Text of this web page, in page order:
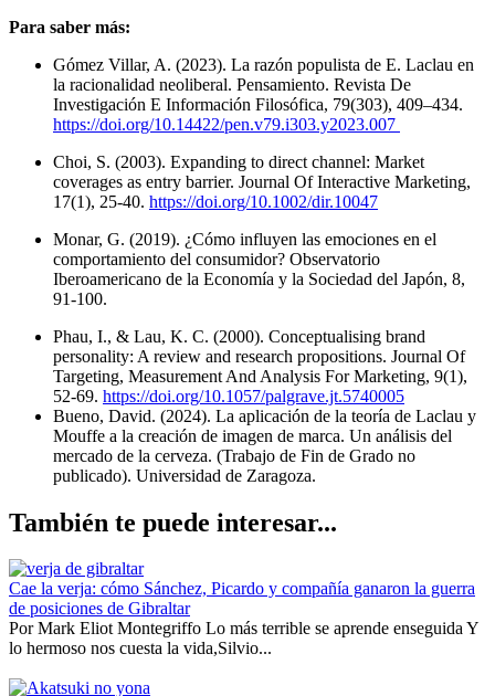
Para saber más:
Gómez Villar, A. (2023). La razón populista de E. Laclau en
la racionalidad neoliberal. Pensamiento. Revista De
Investigación E Información Filosófica, 79(303), 409–434.
https://doi.org/10.14422/pen.v79.i303.y2023.007
Choi, S. (2003). Expanding to direct channel: Market
coverages as entry barrier. Journal Of Interactive Marketing,
17(1), 25-40. https://doi.org/10.1002/dir.10047
Monar, G. (2019). ¿Cómo influyen las emociones en el
comportamiento del consumidor? Observatorio
Iberoamericano de la Economía y la Sociedad del Japón, 8,
91-100.
Phau, I., & Lau, K. C. (2000). Conceptualising brand
personality: A review and research propositions. Journal Of
Targeting, Measurement And Analysis For Marketing, 9(1),
52-69. https://doi.org/10.1057/palgrave.jt.5740005
Bueno, David. (2024). La aplicación de la teoría de Laclau y
Mouffe a la creación de imagen de marca. Un análisis del
mercado de la cerveza. (Trabajo de Fin de Grado no
publicado). Universidad de Zaragoza.
También te puede interesar...
Cae la verja: cómo Sánchez, Picardo y compañía ganaron la guerra
de posiciones de Gibraltar
Por Mark Eliot Montegriffo Lo más terrible se aprende enseguida Y
lo hermoso nos cuesta la vida,Silvio...